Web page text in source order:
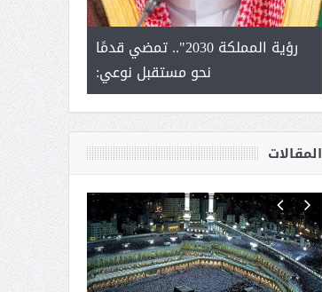
الشيخ
يحصل على
رؤية المملكة 2030".. تمضي قدمًا
نحو مستقبل نوعي:
المقالات